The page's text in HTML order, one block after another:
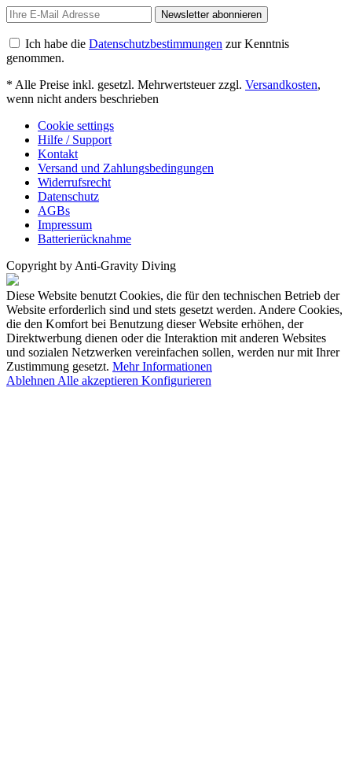
Newsletter abonnieren
Ich habe die Datenschutzbestimmungen zur Kenntnis
genommen.
* Alle Preise inkl. gesetzl. Mehrwertsteuer zzgl. Versandkosten,
wenn nicht anders beschrieben
Cookie settings
Hilfe / Support
Kontakt
Versand und Zahlungsbedingungen
Widerrufsrecht
Datenschutz
AGBs
Impressum
Batterierücknahme
Copyright by Anti-Gravity Diving
Diese Website benutzt Cookies, die für den technischen Betrieb der
Website erforderlich sind und stets gesetzt werden. Andere Cookies,
die den Komfort bei Benutzung dieser Website erhöhen, der
Direktwerbung dienen oder die Interaktion mit anderen Websites
und sozialen Netzwerken vereinfachen sollen, werden nur mit Ihrer
Zustimmung gesetzt. Mehr Informationen
Ablehnen Alle akzeptieren Konfigurieren